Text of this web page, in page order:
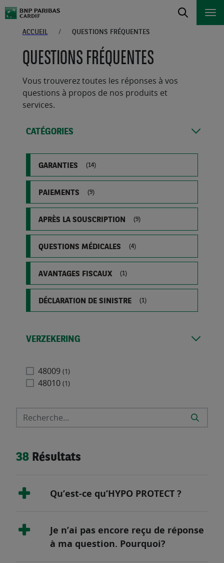
ACCUEIL QUESTIONS FRÉQUENTES
QUESTIONS FRÉQUENTES
Vous trouverez toutes les réponses à vos
questions à propos de nos produits et
services.
CATÉGORIES
GARANTIES (14)
PAIEMENTS (9)
APRÈS LA SOUSCRIPTION (9)
QUESTIONS MÉDICALES (4)
AVANTAGES FISCAUX (1)
DÉCLARATION DE SINISTRE (1)
VERZEKERING
48009 (1)
48010 (1)
38 Résultats
Qu’est-ce qu’HYPO PROTECT ?
Je n’ai pas encore reçu de réponse
à ma question. Pourquoi?